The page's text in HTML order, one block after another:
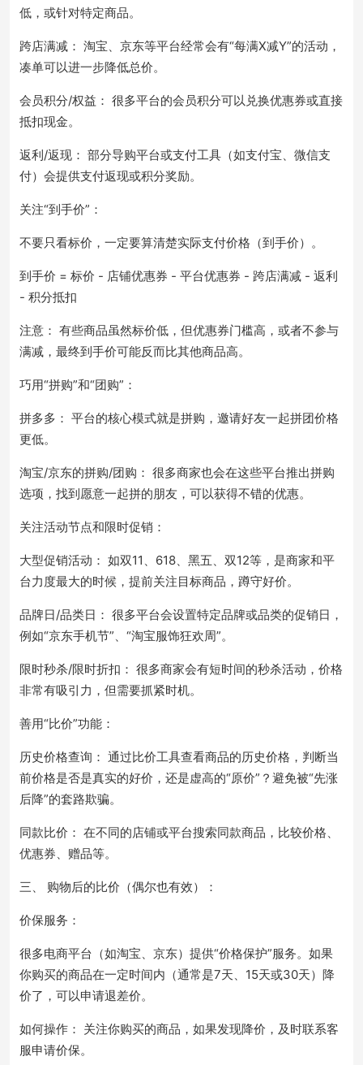
低，或针对特定商品。
跨店满减： 淘宝、京东等平台经常会有“每满X减Y”的活动，
凑单可以进一步降低总价。
会员积分/权益： 很多平台的会员积分可以兑换优惠券或直接
抵扣现金。
返利/返现： 部分导购平台或支付工具（如支付宝、微信支
付）会提供支付返现或积分奖励。
关注“到手价”：
不要只看标价，一定要算清楚实际支付价格（到手价）。
到手价 = 标价 - 店铺优惠券 - 平台优惠券 - 跨店满减 - 返利
- 积分抵扣
注意： 有些商品虽然标价低，但优惠券门槛高，或者不参与
满减，最终到手价可能反而比其他商品高。
巧用“拼购”和“团购”：
拼多多： 平台的核心模式就是拼购，邀请好友一起拼团价格
更低。
淘宝/京东的拼购/团购： 很多商家也会在这些平台推出拼购
选项，找到愿意一起拼的朋友，可以获得不错的优惠。
关注活动节点和限时促销：
大型促销活动： 如双11、618、黑五、双12等，是商家和平
台力度最大的时候，提前关注目标商品，蹲守好价。
品牌日/品类日： 很多平台会设置特定品牌或品类的促销日，
例如“京东手机节”、“淘宝服饰狂欢周”。
限时秒杀/限时折扣： 很多商家会有短时间的秒杀活动，价格
非常有吸引力，但需要抓紧时机。
善用“比价”功能：
历史价格查询： 通过比价工具查看商品的历史价格，判断当
前价格是否是真实的好价，还是虚高的“原价”？避免被“先涨
后降”的套路欺骗。
同款比价： 在不同的店铺或平台搜索同款商品，比较价格、
优惠券、赠品等。
三、 购物后的比价（偶尔也有效）：
价保服务：
很多电商平台（如淘宝、京东）提供“价格保护”服务。如果
你购买的商品在一定时间内（通常是7天、15天或30天）降
价了，可以申请退差价。
如何操作： 关注你购买的商品，如果发现降价，及时联系客
服申请价保。